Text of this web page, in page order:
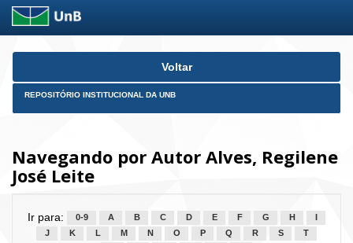
Skip
Voltar
REPOSITÓRIO INSTITUCIONAL DA UNB
Navegando por Autor Alves, Regilene
José Leite
Ir para: 0-9 A B C D E F G H
J
K L M N O P Q R S
T